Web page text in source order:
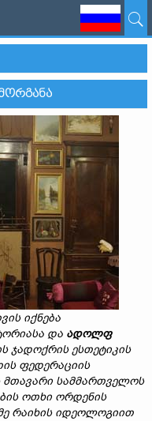
იქნება
ა და ადოლფ
ჯადოქრის ესთეტიკის
ფედერაციის
მთავარი სამმართველოს
ოთხი ორდენის
რაიხის იდეოლოგიით